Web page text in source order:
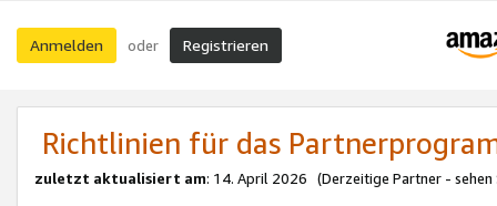
Anmelden oder Registrieren
Richtlinien für das
zuletzt aktualisiert am: 14. April 2026 (Derzeitige Partner - sehen